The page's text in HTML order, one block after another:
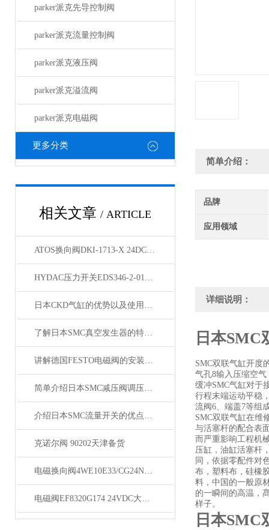
parker派克先导控制阀
parker派克流量控制阀
parker派克液压阀
parker派克溢流阀
parker派克电磁阀
更多分类
相关文章 / ARTICLE
ATOS换向阀DKI-1713-X 24DC型号
HYDAC压力开关EDS346-2-016-000经销
日本CKD气缸的优势以及使用方法介绍
了解日本SMC真空发生器的特点以及维护方法
讲解德国FESTO电磁阀的安装注意事项
简单介绍日本SMC减压阀调压步骤与性能
介绍日本SMC流量开关的优点与安装方法
克诺尔阀 90202天津备货
电磁换向阀4WE10E33/CG24N9K4秒发货
电磁阀EF8320G174 24VDC大量库存
简单介绍：
品牌
应用领域
详细说明：
日本SMC
SMC双联气缸开度
气孔8输入压缩空
缓冲SMC气缸对于
行程末端运动平稳
流阀6、端盖7等组
SMC双联气缸在维
与活塞杆的配合表
而严重影响工程机
压缸，油缸活塞杆
同，依据零配件对
布，塑料布，硅橡
料，中国的一般原
的一瞬间的高温，
样子。
日本SMC